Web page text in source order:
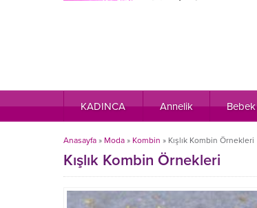
KADINCA Annelik Bebek
Anasayfa » Moda » Kombin » Kışlık Kombin Örnekleri
Kışlık Kombin Örnekleri